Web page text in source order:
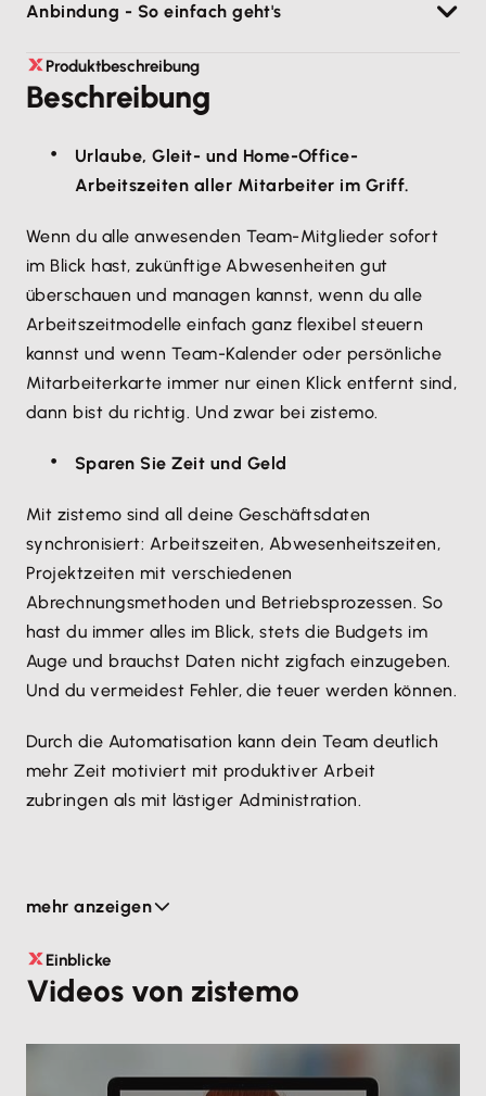
Klick in Lexware Office verbucht werden.
Neue Debitoren und Kreditoren aus Lexware
Office werden automatisch in Zistemo erzeugt
und verknüpft.
Ausgaben die in zistemo erstellt wurden,
können mit einem Klick in Lexware Office
Ausgaben, die in Lexware Office angelegt
wurden, werden automatisch in zistemo
erzeugt und können in Projekten weiter
verrechnet werden.
Aktivierte Rechnungen können mit einem Klick
in Lexware Office angelegt und gebucht
werden.
Statusänderungen an den Rechnungen, wie
zistemo geändert.
Account
Anbindung - So einfach geht's
Wähle im User Menü „Integrationen“ –> „Integration
hinzufügen“ unter den Buchhaltungsanbindungen
Du wirst auf die Anmeldeseite von Lexware Office
weitergeleitet. Melde dich mit deinen Lexware
zu.
Optional kannst du deine Kunden und Lieferanten
synchronisieren.
Fertig!
Produktbeschreibung
Beschreibung
Urlaube, Gleit- und Home-Office-
Arbeitszeiten aller Mitarbeiter im Griff.
Wenn du alle anwesenden Team-Mitglieder sofort
im Blick hast, zukünftige Abwesenheiten gut
überschauen und managen kannst, wenn du alle
Arbeitszeitmodelle einfach ganz flexibel steuern
kannst und wenn Team-Kalender oder persönliche
Mitarbeiterkarte immer nur einen Klick entfernt sind,
dann bist du richtig. Und zwar bei zistemo.
Sparen Sie Zeit und Geld
Mit zistemo sind all deine Geschäftsdaten
synchronisiert: Arbeitszeiten, Abwesenheitszeiten,
Projektzeiten mit verschiedenen
Abrechnungsmethoden und Betriebsprozessen. So
hast du immer alles im Blick, stets die Budgets im
Auge und brauchst Daten nicht zigfach einzugeben.
Und du vermeidest Fehler, die teuer werden können.
Durch die Automatisation kann dein Team deutlich
mehr Zeit motiviert mit produktiver Arbeit
zubringen als mit lästiger Administration.
waren gestern. Bei zistemo ist vieles selbsterklärend.
Und zusätzlich unterstützen dich die Tooltipps bei
Funktionen sieht, die er für seine Arbeit benötigt,
bleibt alles schön übersichtlich. Falls du schon mit
mehr anzeigen
Einblicke
Videos von zistemo